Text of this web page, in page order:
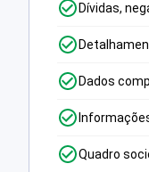
Dívidas,
Dados
Quadro